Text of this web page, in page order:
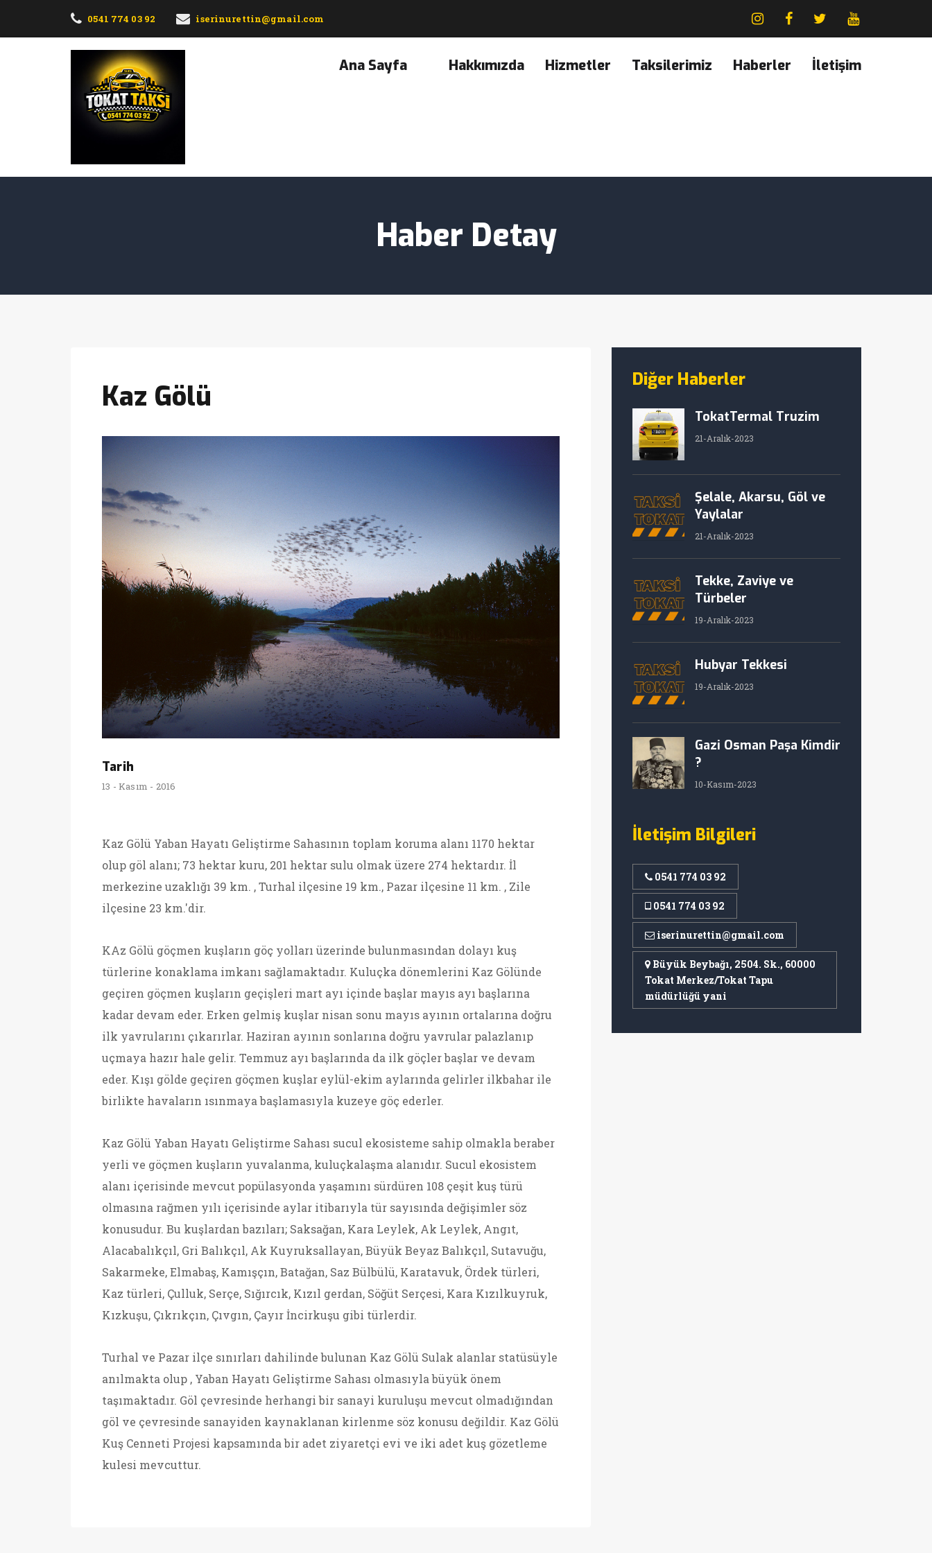
0541 774 03 92 iserinurettin@gmail.com
Ana Sayfa Hakkımızda Hizmetler Taksilerimiz Haberler İletişim
Haber Detay
Kaz Gölü
Tarih
13 - Kasım - 2016
Kaz Gölü Yaban Hayatı Geliştirme Sahasının toplam koruma alanı 1170 hektar
olup göl alanı; 73 hektar kuru, 201 hektar sulu olmak üzere 274 hektardır. İl
merkezine uzaklığı 39 km. , Turhal ilçesine 19 km., Pazar ilçesine 11 km. , Zile
ilçesine 23 km.'dir.
KAz Gölü göçmen kuşların göç yolları üzerinde bulunmasından dolayı kuş
türlerine konaklama imkanı sağlamaktadır. Kuluçka dönemlerini Kaz Gölünde
geçiren göçmen kuşların geçişleri mart ayı içinde başlar mayıs ayı başlarına
kadar devam eder. Erken gelmiş kuşlar nisan sonu mayıs ayının ortalarına doğru
ilk yavrularını çıkarırlar. Haziran ayının sonlarına doğru yavrular palazlanıp
uçmaya hazır hale gelir. Temmuz ayı başlarında da ilk göçler başlar ve devam
eder. Kışı gölde geçiren göçmen kuşlar eylül-ekim aylarında gelirler ilkbahar ile
birlikte havaların ısınmaya başlamasıyla kuzeye göç ederler.
Kaz Gölü Yaban Hayatı Geliştirme Sahası sucul ekosisteme sahip olmakla beraber
yerli ve göçmen kuşların yuvalanma, kuluçkalaşma alanıdır. Sucul ekosistem
alanı içerisinde mevcut popülasyonda yaşamını sürdüren 108 çeşit kuş türü
olmasına rağmen yılı içerisinde aylar itibarıyla tür sayısında değişimler söz
konusudur. Bu kuşlardan bazıları; Saksağan, Kara Leylek, Ak Leylek, Angıt,
Alacabalıkçıl, Gri Balıkçıl, Ak Kuyruksallayan, Büyük Beyaz Balıkçıl, Sutavuğu,
Sakarmeke, Elmabaş, Kamışçın, Batağan, Saz Bülbülü, Karatavuk, Ördek türleri,
Kaz türleri, Çulluk, Serçe, Sığırcık, Kızıl gerdan, Söğüt Serçesi, Kara Kızılkuyruk,
Kızkuşu, Çıkrıkçın, Çıvgın, Çayır İncirkuşu gibi türlerdir.
Turhal ve Pazar ilçe sınırları dahilinde bulunan Kaz Gölü Sulak alanlar statüsüyle
anılmakta olup , Yaban Hayatı Geliştirme Sahası olmasıyla büyük önem
taşımaktadır. Göl çevresinde herhangi bir sanayi kuruluşu mevcut olmadığından
göl ve çevresinde sanayiden kaynaklanan kirlenme söz konusu değildir. Kaz Gölü
Kuş Cenneti Projesi kapsamında bir adet ziyaretçi evi ve iki adet kuş gözetleme
kulesi mevcuttur.
Diğer Haberler
TokatTermal Truzim
21-Aralık-2023
Şelale, Akarsu, Göl ve
Yaylalar
21-Aralık-2023
Tekke, Zaviye ve
Türbeler
19-Aralık-2023
Hubyar Tekkesi
19-Aralık-2023
Gazi Osman Paşa Kimdir
?
10-Kasım-2023
İletişim Bilgileri
0541 774 03 92
0541 774 03 92
iserinurettin@gmail.com
Büyük Beybağı, 2504. Sk., 60000
Tokat Merkez/Tokat Tapu
müdürlüğü yani